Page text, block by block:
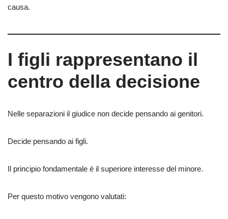
causa.
I figli rappresentano il
centro della decisione
Nelle separazioni il giudice non decide pensando ai genitori.
Decide pensando ai figli.
Il principio fondamentale è il superiore interesse del minore.
Per questo motivo vengono valutati: